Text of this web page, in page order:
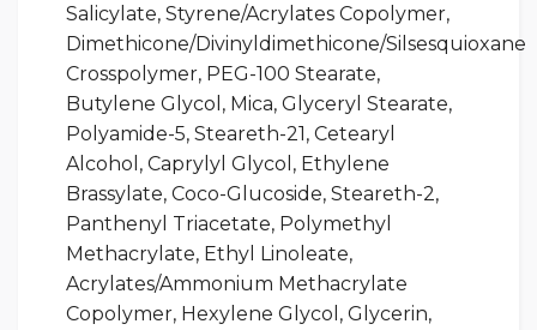
Salicylate, Styrene/Acrylates Copolymer,
Dimethicone/Divinyldimethicone/Silsesquioxane
Crosspolymer, PEG-100 Stearate,
Butylene Glycol, Mica, Glyceryl Stearate,
Polyamide-5, Steareth-21, Cetearyl
Alcohol, Caprylyl Glycol, Ethylene
Brassylate, Coco-Glucoside, Steareth-2,
Panthenyl Triacetate, Polymethyl
Methacrylate, Ethyl Linoleate,
Acrylates/Ammonium Methacrylate
Copolymer, Hexylene Glycol, Glycerin,